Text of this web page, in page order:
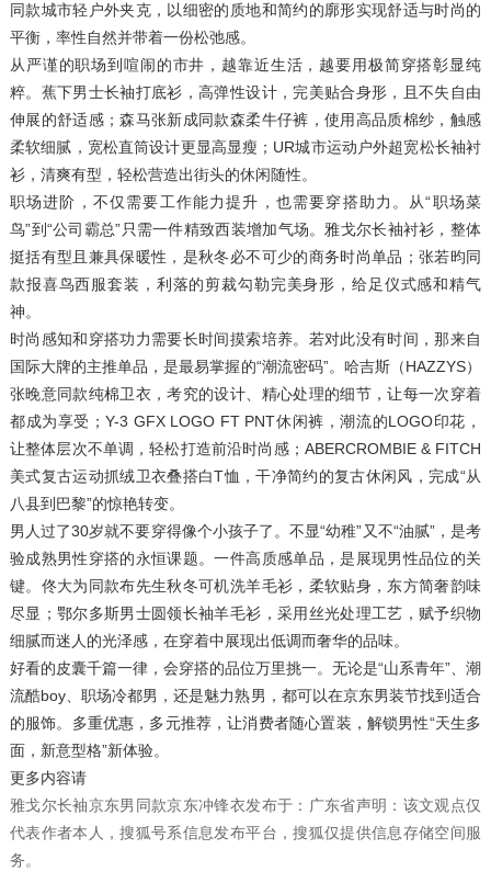
同款城市轻户外夹克，以细密的质地和简约的廓形实现舒适与时尚的
平衡，率性自然并带着一份松弛感。
从严谨的职场到喧闹的市井，越靠近生活，越要用极简穿搭彰显纯
粹。蕉下男士长袖打底衫，高弹性设计，完美贴合身形，且不失自由
伸展的舒适感；森马张新成同款森柔牛仔裤，使用高品质棉纱，触感
柔软细腻，宽松直筒设计更显高显瘦；UR城市运动户外超宽松长袖衬
衫，清爽有型，轻松营造出街头的休闲随性。
职场进阶，不仅需要工作能力提升，也需要穿搭助力。从“职场菜
鸟”到“公司霸总”只需一件精致西装增加气场。雅戈尔长袖衬衫，整体
挺括有型且兼具保暖性，是秋冬必不可少的商务时尚单品；张若昀同
款报喜鸟西服套装，利落的剪裁勾勒完美身形，给足仪式感和精气
神。
时尚感知和穿搭功力需要长时间摸索培养。若对此没有时间，那来自
国际大牌的主推单品，是最易掌握的“潮流密码”。哈吉斯（HAZZYS）
张晚意同款纯棉卫衣，考究的设计、精心处理的细节，让每一次穿着
都成为享受；Y-3 GFX LOGO FT PNT休闲裤，潮流的LOGO印花，
让整体层次不单调，轻松打造前沿时尚感；ABERCROMBIE & FITCH
美式复古运动抓绒卫衣叠搭白T恤，干净简约的复古休闲风，完成“从
八县到巴黎”的惊艳转变。
男人过了30岁就不要穿得像个小孩子了。不显“幼稚”又不“油腻”，是考
验成熟男性穿搭的永恒课题。一件高质感单品，是展现男性品位的关
键。佟大为同款布先生秋冬可机洗羊毛衫，柔软贴身，东方简奢韵味
尽显；鄂尔多斯男士圆领长袖羊毛衫，采用丝光处理工艺，赋予织物
细腻而迷人的光泽感，在穿着中展现出低调而奢华的品味。
好看的皮囊千篇一律，会穿搭的品位万里挑一。无论是“山系青年”、潮
流酷boy、职场冷都男，还是魅力熟男，都可以在京东男装节找到适合
的服饰。多重优惠，多元推荐，让消费者随心置装，解锁男性“天生多
面，新意型格”新体验。
更多内容请
雅戈尔长袖京东男同款京东冲锋衣发布于：广东省声明：该文观点仅
代表作者本人，搜狐号系信息发布平台，搜狐仅提供信息存储空间服
务。